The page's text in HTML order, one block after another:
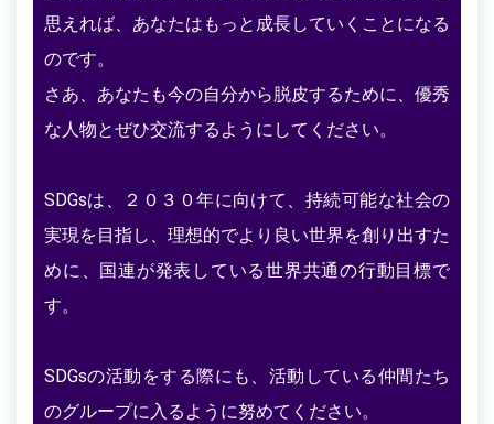
思えれば、あなたはもっと成長していくことになる
のです。
さあ、あなたも今の自分から脱皮するために、優秀
な人物とぜひ交流するようにしてください。
SDGsは、２０３０年に向けて、持続可能な社会の
実現を目指し、理想的でより良い世界を創り出すた
めに、国連が発表している世界共通の行動目標で
す。
SDGsの活動をする際にも、活動している仲間たち
のグループに入るように努めてください。